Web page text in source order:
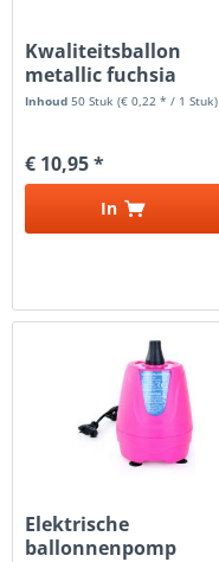
Kwaliteitsballon
metallic fuchsia
Inhoud50 Stuk(€ 0,22 * / 1 Stuk)
€ 10,95 *
In
Elektrische
ballonnenpomp